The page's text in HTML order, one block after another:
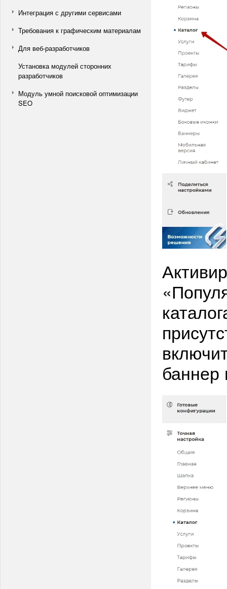
Интеграция с другими сервисами
Требования к графическим материалам
Для веб-разработчиков
Установка модулей сторонних
разработчиков
Модуль умной поисковой оптимизации
SEO
баннер